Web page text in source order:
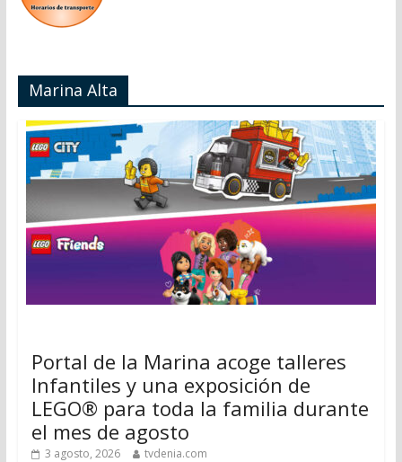
Marina Alta
Portal de la Marina acoge talleres
Infantiles y una exposición de
LEGO® para toda la familia durante
el mes de agosto
3 agosto, 2026 tvdenia.com